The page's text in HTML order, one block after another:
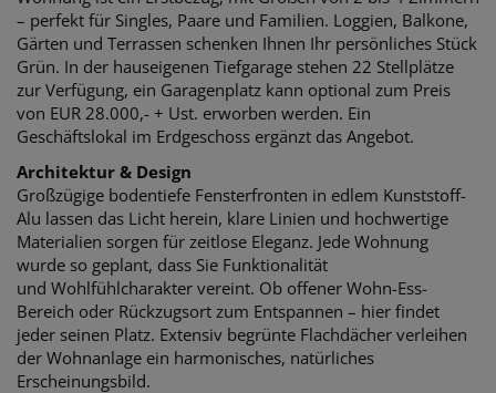
– perfekt für Singles, Paare und Familien. Loggien, Balkone,
Gärten und Terrassen schenken Ihnen Ihr persönliches Stück
Grün. In der hauseigenen Tiefgarage stehen 22 Stellplätze
zur Verfügung, ein Garagenplatz kann optional zum Preis
von EUR 28.000,- + Ust. erworben werden. Ein
Geschäftslokal im Erdgeschoss ergänzt das Angebot.
Architektur & Design
Großzügige bodentiefe Fensterfronten in edlem Kunststoff-
Alu lassen das Licht herein, klare Linien und hochwertige
Materialien sorgen für zeitlose Eleganz. Jede Wohnung
wurde so geplant, dass Sie Funktionalität
und Wohlfühlcharakter vereint. Ob offener Wohn-Ess-
Bereich oder Rückzugsort zum Entspannen – hier findet
jeder seinen Platz. Extensiv begrünte Flachdächer verleihen
der Wohnanlage ein harmonisches, natürliches
Erscheinungsbild.